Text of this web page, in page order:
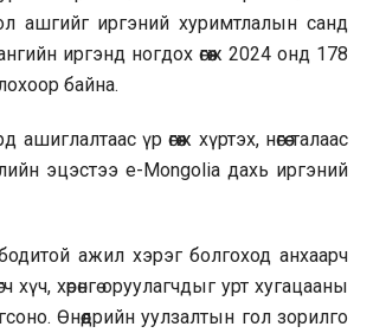
ашгийг иргэний хуримтлалын санд
иргэнд ногдох өгөөж 2024 онд 178
байна.
үр өгөөж хүртэх, нөгөө талаас
эцэстээ e-Mongolia дахь иргэний
бодитой ажил хэрэг болгоход анхаарч
хөрөнгө оруулагчдыг урт хугацааны
Өнөөдрийн уулзалтын гол зорилго